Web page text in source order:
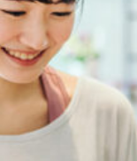
の共通点とは？